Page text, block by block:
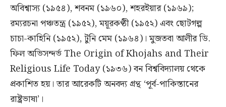
অবিশ্বাস্য (১৯৫৪), শবনম (১৯৬০), শহরইয়ার (১৯৬৯);
রম্যরচনা পঞ্চতন্ত্র (১৯৫২), ময়ূরকণ্ঠী (১৯৫২) এবং ছোটগল্প
চাচা-কাহিনি (১৯৫২), টুনি মেম (১৯৬৪)। মুজতবা আলীর ডি.
ফিল অভিসন্দর্ভ The Origin of Khojahs and Their
Religious Life Today (১৯৩৬) বন বিশ্ববিদ্যালয় থেকে
প্রকাশিত হয়। তার আরেকটি অনবদ্য গ্রন্থ ‘পূর্ব-পাকিস্তানের
রাষ্ট্রভাষা’।